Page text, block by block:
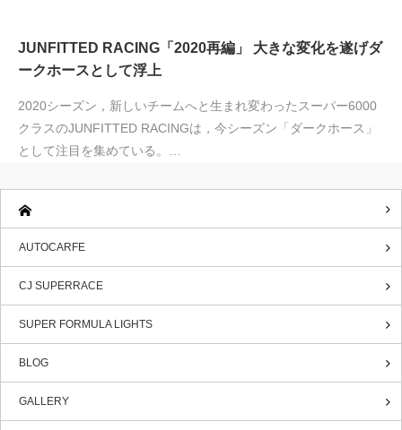
JUNFITTED RACING「2020再編」 大きな変化を遂げダ
ークホースとして浮上
2020シーズン，新しいチームへと生まれ変わったスーパー6000
クラスのJUNFITTED RACINGは，今シーズン「ダークホース」
として注目を集めている。…
AUTOCARFE
CJ SUPERRACE
SUPER FORMULA LIGHTS
BLOG
GALLERY